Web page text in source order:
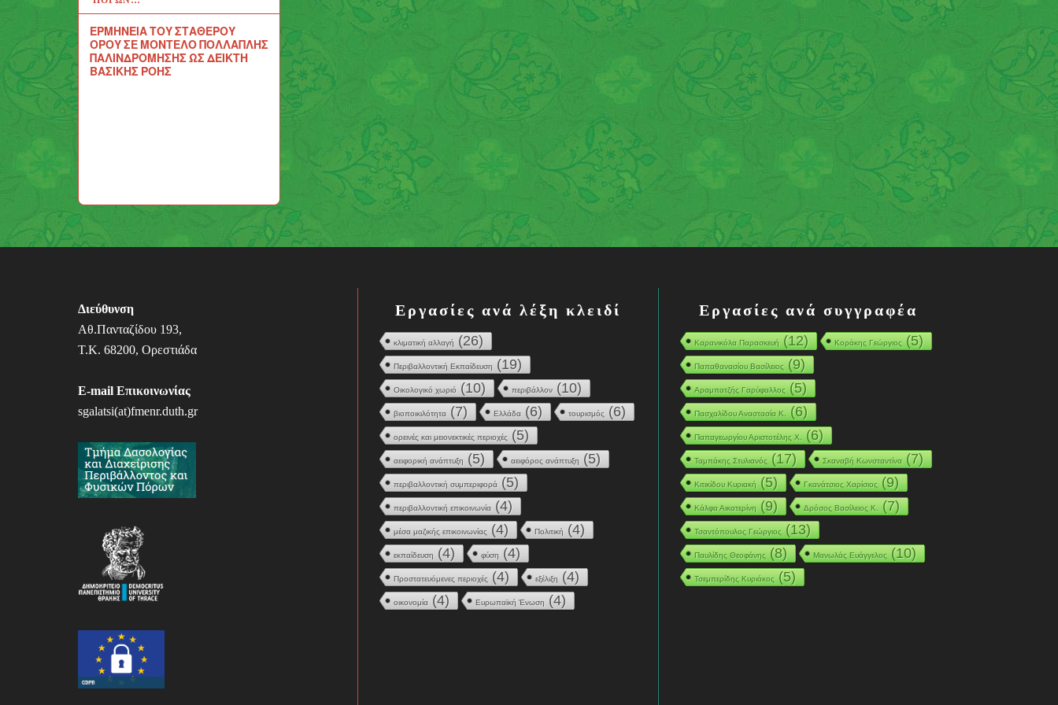
ΕΡΜΗΝΕΙΑ ΤΟΥ ΣΤΑΘΕΡΟΥ
ΟΡΟΥ ΣΕ ΜΟΝΤΕΛΟ ΠΟΛΛΑΠΛΗΣ
ΠΑΛΙΝΔΡΟΜΗΣΗΣ ΩΣ ΔΕΙΚΤΗ
ΒΑΣΙΚΗΣ ΡΟΗΣ
Διεύθυνση
Αθ.Πανταζίδου 193,
Τ.Κ. 68200, Ορεστιάδα
E-mail Επικοινωνίας
sgalatsi(at)fmenr.duth.gr
Εργασίες ανά λέξη κλειδί
κλιματική αλλαγή (26)
Περιβαλλοντική Εκπαίδευση (19)
Οικολογικό χωριό (10) περιβάλλον (10)
βιοποικιλότητα (7) Ελλάδα (6) τουρισμός (6)
ορεινές και μειονεκτικές περιοχές (5)
αειφορική ανάπτυξη (5) αειφόρος ανάπτυξη (5)
περιβαλλοντική συμπεριφορά (5)
περιβαλλοντική επικοινωνία (4)
μέσα μαζικής επικοινωνίας (4) Πολιτική (4)
εκπαίδευση (4) φύση (4)
Προστατευόμενες περιοχές (4) εξέλιξη (4)
οικονομία (4) Ευρωπαϊκή Ένωση (4)
Εργασίες ανά συγγραφέα
Καρανικόλα Παρασκευή(12) Κοράκης Γεώργιος(5)
Παπαθανασίου Βασίλειος(9)
Αραμπατζής Γαρύφαλλος(5)
Πασχαλίδου Αναστασία Κ. (6)
Παπαγεωργίου Αριστοτέλης Χ. (6)
Ταμπάκης Στυλιανός(17) Σκαναβή Κωνσταντίνα(7)
Κιτικίδου Κυριακή(5) Γκανάτσιος Χαρίσιος(9)
Κάλφα Αικατερίνη(9) Δρόσος Βασίλειος Κ. (7)
Τσαντόπουλος Γεώργιος(13)
Παυλίδης Θεοφάνης(8) Μανωλάς Ευάγγελος(10)
Τσεμπερίδης Κυριάκος(5)